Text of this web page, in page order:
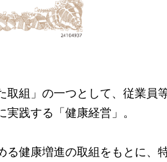
取組」の一つとして、従業員
践する「健康経営」。
健康増進の取組をもとに、